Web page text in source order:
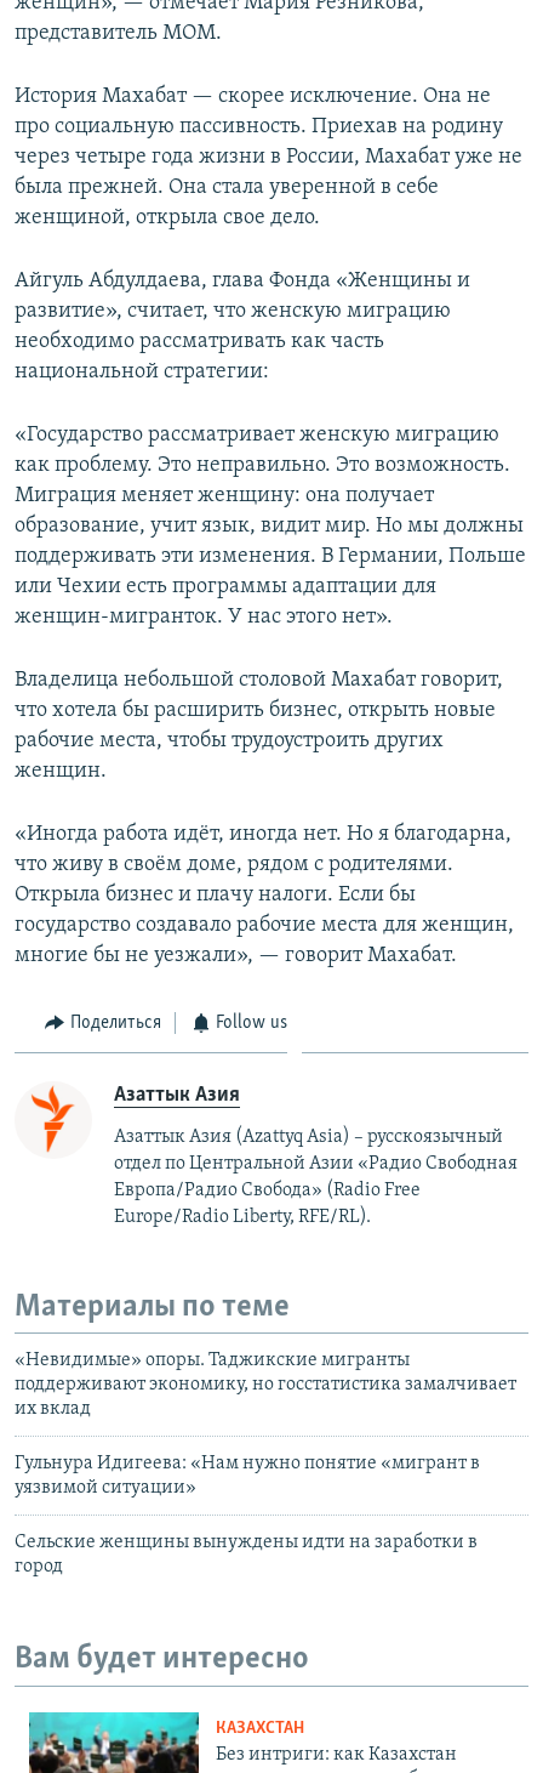
представитель МОМ.
История Махабат — скорее исключение. Она не
про социальную пассивность. Приехав на родину
через четыре года жизни в России, Махабат уже не
была прежней. Она стала уверенной в себе
женщиной, открыла свое дело.
Айгуль Абдулдаева, глава Фонда «Женщины и
развитие», считает, что женскую миграцию
необходимо рассматривать как часть
национальной стратегии:
«Государство рассматривает женскую миграцию
как проблему. Это неправильно. Это возможность.
Миграция меняет женщину: она получает
образование, учит язык, видит мир. Но мы должны
поддерживать эти изменения. В Германии, Польше
или Чехии есть программы адаптации для
женщин-мигранток. У нас этого нет».
Владелица небольшой столовой Махабат говорит,
что хотела бы расширить бизнес, открыть новые
рабочие места, чтобы трудоустроить других
женщин.
«Иногда работа идёт, иногда нет. Но я благодарна,
что живу в своём доме, рядом с родителями.
Открыла бизнес и плачу налоги. Если бы
государство создавало рабочие места для женщин,
многие бы не уезжали», — говорит Махабат.
Поделиться Follow us
Азаттык Азия
Азаттык Азия (Azattyq Asia) – русскоязычный
отдел по Центральной Азии «Радио Свободная
Европа/Радио Свобода» (Radio Free
Europe/Radio Liberty, RFE/RL).
Материалы по теме
«Невидимые» опоры. Таджикские мигранты
поддерживают экономику, но госстатистика замалчивает
их вклад
Гульнура Идигеева: «Нам нужно понятие «мигрант в
уязвимой ситуации»
Сельские женщины вынуждены идти на заработки в
город
Вам будет интересно
КАЗАХСТАН
Без интриги: как Казахстан